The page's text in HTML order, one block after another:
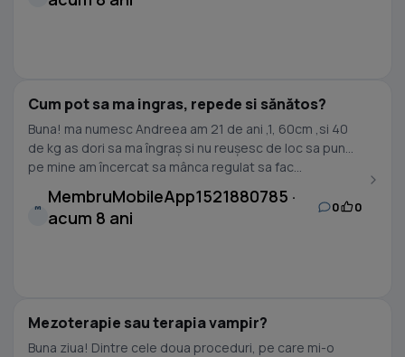
Cum pot sa ma ingras, repede si sănătos?
Buna! ma numesc Andreea am 21 de ani ,1, 60cm ,si 40
de kg as dori sa ma îngraș si nu reușesc de loc sa pun
pe mine am încercat sa mânca regulat sa fac...
M
MembruMobileApp1521880785 ·
acum 8 ani
0 0
Mezoterapie sau terapia vampir?
Buna ziua! Dintre cele doua proceduri, pe care mi-o